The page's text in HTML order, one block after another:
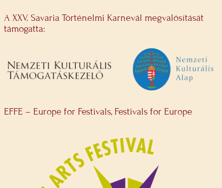
A XXV. Savaria Történelmi Karnevál megvalósítását
támogatta:
EFFE – Europe for Festivals, Festivals for Europe